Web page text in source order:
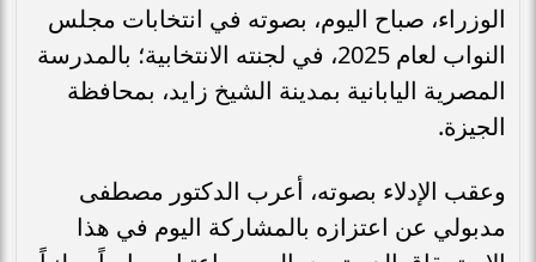
الوزراء، صباح اليوم، بصوته في انتخابات مجلس
النواب لعام 2025، في لجنته الانتخابية؛ بالمدرسة
المصرية اليابانية بمدينة الشيخ زايد، بمحافظة
الجيزة.
وعقب الإدلاء بصوته، أعرب الدكتور مصطفى
مدبولي عن اعتزازه بالمشاركة اليوم في هذا